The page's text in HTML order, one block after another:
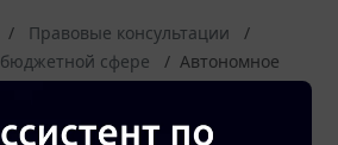
Правовые консультации
бюджетной сфере
Автономное
денежные средства в качестве
государственного контракта